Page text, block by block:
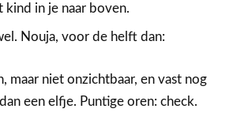
kind in je naar boven.
Nouja, voor de helft dan:
maar niet onzichtbaar, en vast nog
een elfje. Puntige oren: check.